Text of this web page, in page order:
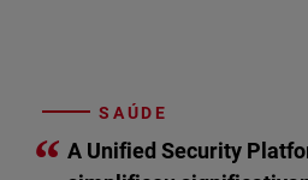
SAÚDE
“ A Unified Security